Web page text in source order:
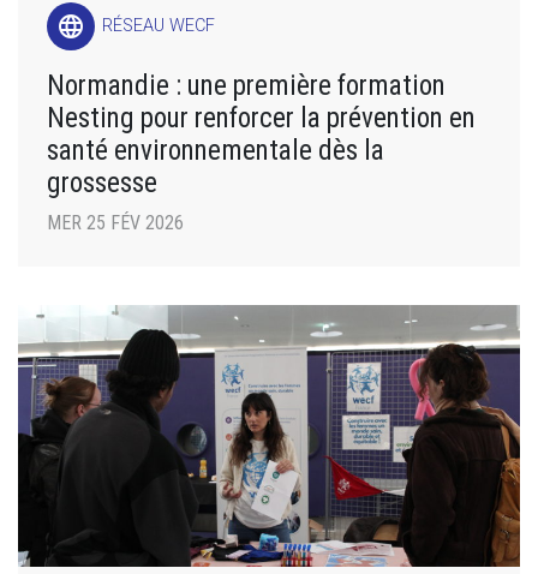
language RÉSEAU WECF
Normandie : une première formation
Nesting pour renforcer la prévention en
santé environnementale dès la
grossesse
MER 25 FÉV 2026